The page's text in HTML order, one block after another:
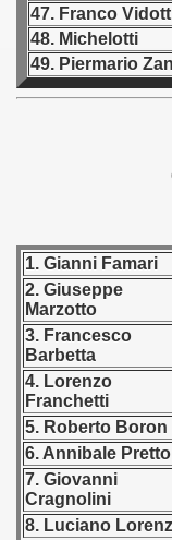
47. Franco
48. Michelotti
49. Piermario
1. Gianni Famari
2. Giuseppe
Marzotto
3. Francesco
Barbetta
4. Lorenzo
Franchetti
5. Roberto Boron
6. Annibale Pretto
7. Giovanni
Cragnolini
8. Luciano
Qualification) - 1978
- 1978
- 1978
Qualifications) -
Qualifications) -
- 1978
Round) -